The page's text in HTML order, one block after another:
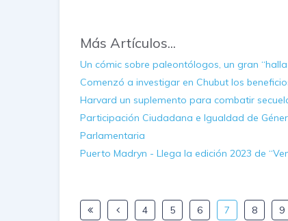
Más Artículos...
Un cómic sobre paleontólogos, un gran
Comenzó a investigar en Chubut los
Harvard un suplemento para combatir
Participación Ciudadana e Igualdad de
Parlamentaria
Puerto Madryn - Llega la edición 2023 de
4 5 6 7 8 9